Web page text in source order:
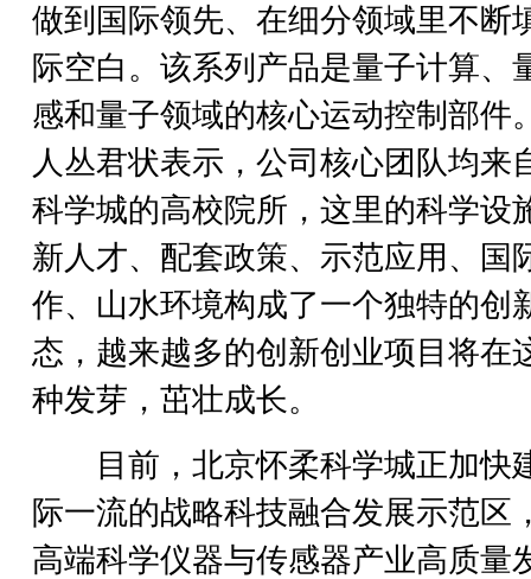
做到国际领先、在细分领域里不断
际空白。该系列产品是量子计算、
感和量子领域的核心运动控制部件
人丛君状表示，公司核心团队均来
科学城的高校院所，这里的科学设
新人才、配套政策、示范应用、国
作、山水环境构成了一个独特的创
态，越来越多的创新创业项目将在
种发芽，茁壮成长。
目前，北京怀柔科学城正加快
际一流的战略科技融合发展示范区
高端科学仪器与传感器产业高质量